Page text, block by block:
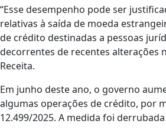
“Esse desempenho pode ser
relativas à saída de moeda
de crédito destinadas a pessoas
decorrentes de recentes alterações
Receita.
Em junho deste ano, o governo
algumas operações de crédito, por
12.499/2025. A medida foi